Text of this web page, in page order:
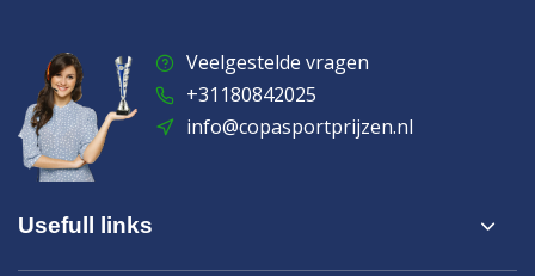
Veelgestelde vragen
+31180842025
info@copasportprijzen.nl
Usefull links